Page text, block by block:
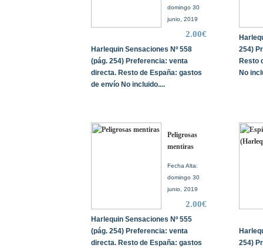
domingo 30
junio, 2019
2.00€
Harlequin Sensaciones Nº 558
(pág. 254) Preferencia: venta
directa. Resto de España: gastos
de envío No incluido....
254)
Resto
No
Peligrosas
mentiras
Fecha Alta:
domingo 30
junio, 2019
2.00€
Harlequin Sensaciones Nº 555
(pág. 254) Preferencia: venta
directa. Resto de España: gastos
254)